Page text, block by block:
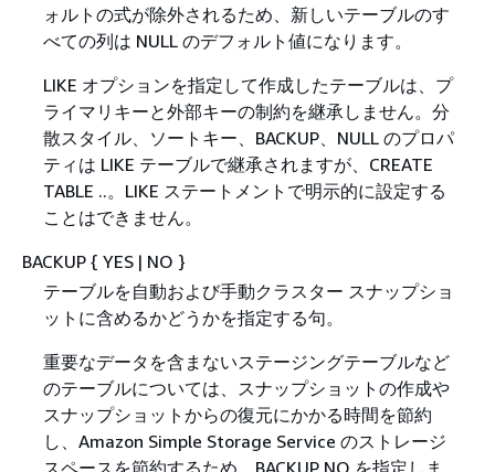
ォルトの式が除外されるため、新しいテーブルのす
べての列は NULL のデフォルト値になります。
LIKE オプションを指定して作成したテーブルは、プ
ライマリキーと外部キーの制約を継承しません。分
散スタイル、ソートキー、BACKUP、NULL のプロパ
ティは LIKE テーブルで継承されますが、CREATE
TABLE ..。LIKE ステートメントで明示的に設定する
ことはできません。
BACKUP { YES | NO }
テーブルを自動および手動クラスター スナップショ
ットに含めるかどうかを指定する句。
重要なデータを含まないステージングテーブルなど
のテーブルについては、スナップショットの作成や
スナップショットからの復元にかかる時間を節約
し、Amazon Simple Storage Service のストレージ
スペースを節約するため、BACKUP NO を指定しま